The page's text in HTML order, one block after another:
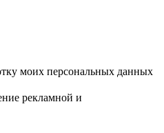
моих персональных данных
рекламной и